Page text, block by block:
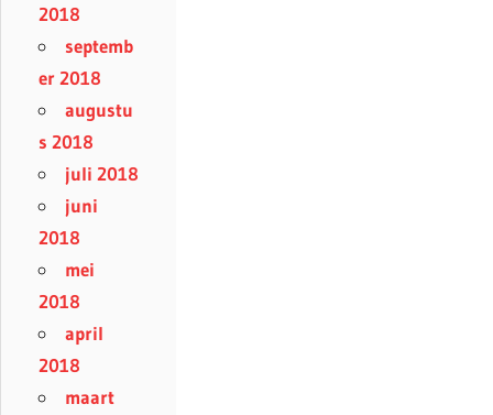
2018
septemb
er 2018
augustu
s 2018
juli 2018
juni
2018
mei
2018
april
2018
maart